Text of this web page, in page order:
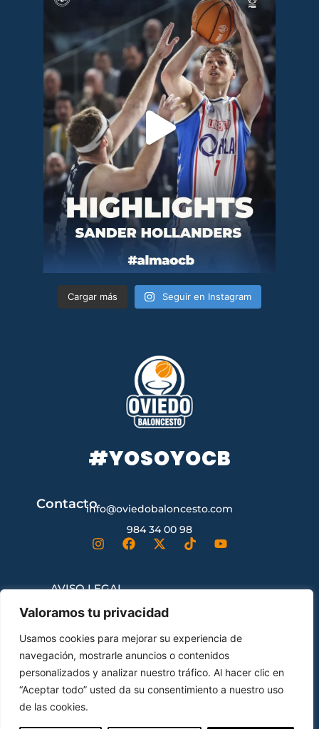
Valoramos tu privacidad
Usamos cookies para mejorar su experiencia de
navegación, mostrarle anuncios o contenidos
personalizados y analizar nuestro tráfico. Al hacer clic en
“Aceptar todo” usted da su consentimiento a nuestro uso
de las cookies.
Cargar más Seguir en Instagram
#YOSOYOCB
Contactoinfo@oviedobaloncesto.com
984 34 00 98
AVISO LEGAL
CONTRATACIÓN
ENVÍOS Y DEVOLUCIONES